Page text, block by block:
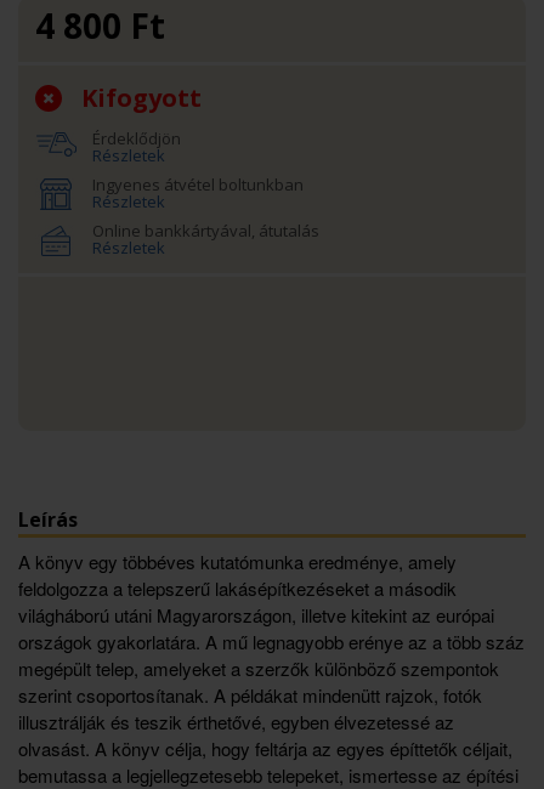
4 800 Ft
Kifogyott
Érdeklődjön
Részletek
Ingyenes átvétel boltunkban
Részletek
Online bankkártyával, átutalás
Részletek
Leírás
A könyv egy többéves kutatómunka eredménye, amely
feldolgozza a telepszerű lakásépítkezéseket a második
világháború utáni Magyarországon, illetve kitekint az európai
országok gyakorlatára. A mű legnagyobb erénye az a több száz
megépült telep, amelyeket a szerzők különböző szempontok
szerint csoportosítanak. A példákat mindenütt rajzok, fotók
illusztrálják és teszik érthetővé, egyben élvezetessé az
olvasást. A könyv célja, hogy feltárja az egyes építtetők céljait,
bemutassa a legjellegzetesebb telepeket, ismertesse az építési